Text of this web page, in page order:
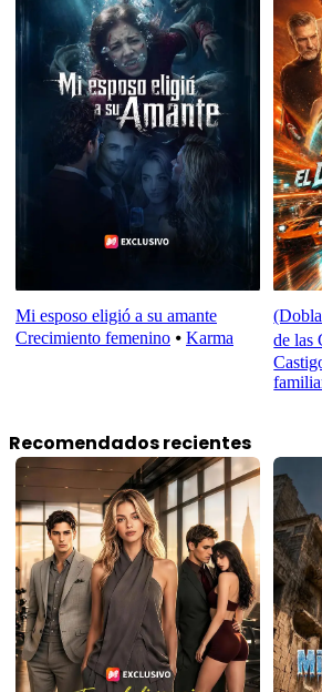
Mi esposo eligió a su amante
Crecimiento femenino ⦁ Karma
de las
Recomendados recientes